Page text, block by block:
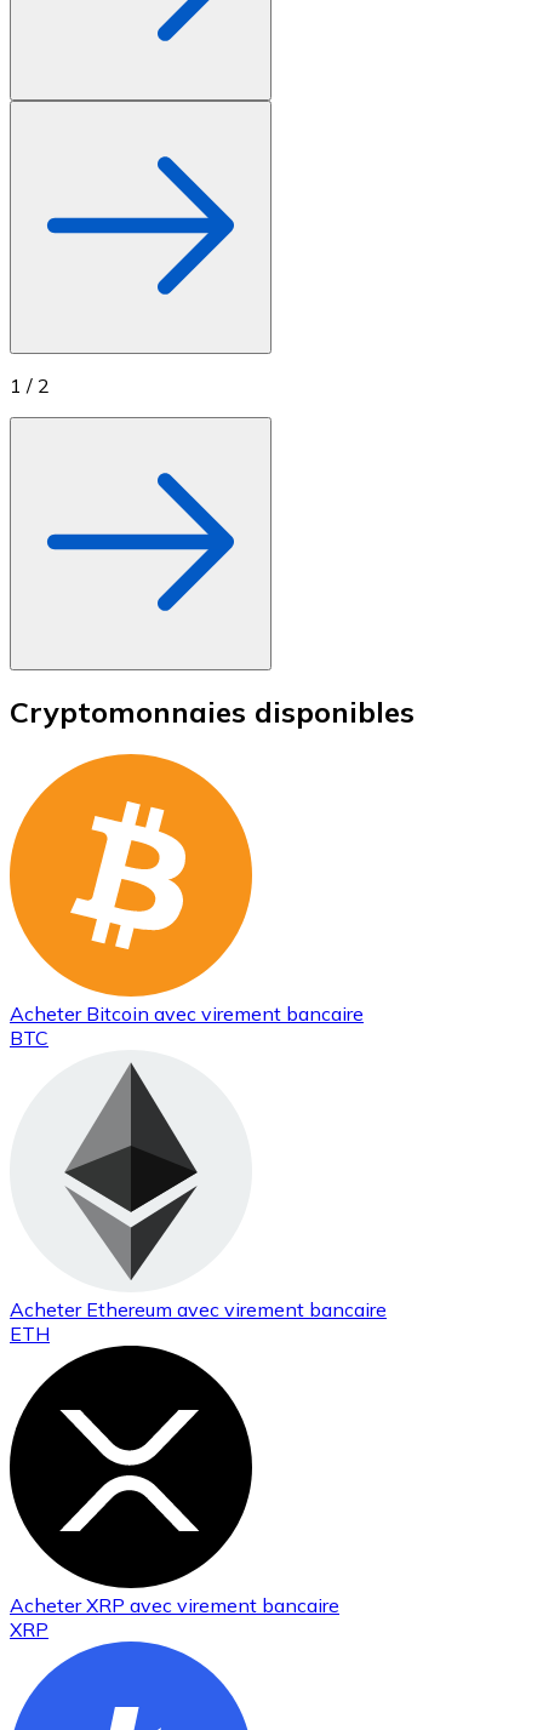
1 / 2
Cryptomonnaies disponibles
Acheter Bitcoin avec virement bancaire
BTC
Acheter Ethereum avec virement bancaire
ETH
AcheterXRP avec virement bancaire
XRP